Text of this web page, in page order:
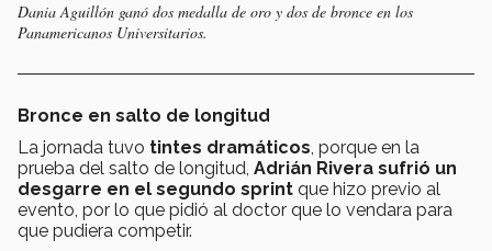
Dania Aguillón ganó dos medalla de oro y dos de bronce en los
Panamericanos Universitarios.
Bronce en salto de longitud
La jornada tuvo tintes dramáticos, porque en la
prueba del salto de longitud, Adrián Rivera sufrió un
desgarre en el segundo sprint que hizo previo al
evento, por lo que pidió al doctor que lo vendara para
que pudiera competir.